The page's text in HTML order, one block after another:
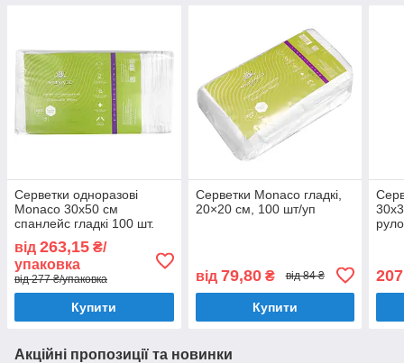
Серветки одноразові
Monaco 30х50 см
спанлейс гладкі 100 шт.
від 263,15 ₴/
упаковка
від 277 ₴/упаковка
Купити
Серветки Monaco гладкі,
20×20 см, 100 шт/уп
від 79,80₴ від 84 ₴
Купити
Акційні пропозиції та новинки